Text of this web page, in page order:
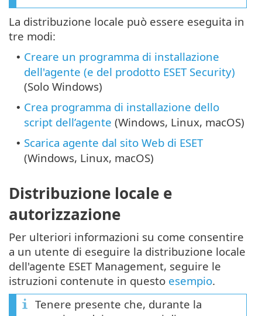
La distribuzione locale può essere eseguita in
tre modi:
• Creare un programma di installazione
dell'agente (e del prodotto ESET Security)
(Solo Windows)
• Crea programma di installazione dello
script dell’agente (Windows, Linux, macOS)
• Scarica agente dal sito Web di ESET
(Windows, Linux, macOS)
Distribuzione locale e
autorizzazione
Per ulteriori informazioni su come consentire
a un utente di eseguire la distribuzione locale
dell'agente ESET Management, seguire le
istruzioni contenute in questo esempio.
Tenere presente che, durante la